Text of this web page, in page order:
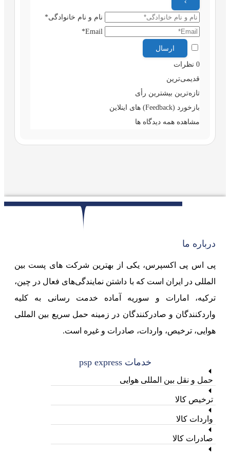
نام و نام خانوادگی*
Email*
0 نظرات
قدیمی‌ترین
تازه‌ترین بیشترین رأی
بازخورد (Feedback) های اینلاین
مشاهده همه دیدگاه ها
درباره ما
پی اس پی اکسپرس، یکی از بهترین شرکت های پست بین
المللی در ایران است که با داشتن نمایندگی‌های فعال در چین،
ترکیه، امارات و سوریه آماده خدمت رسانی به کلیه
واردکنندگان و صادرکنندگان در زمینه حمل سریع بین المللی
هوایی، ترخیص، واردات، صادرات و غیره است.
خدمات psp express
حمل و نقل بین المللی هوایی
ترخیص کالا
واردات کالا
صادرات کالا